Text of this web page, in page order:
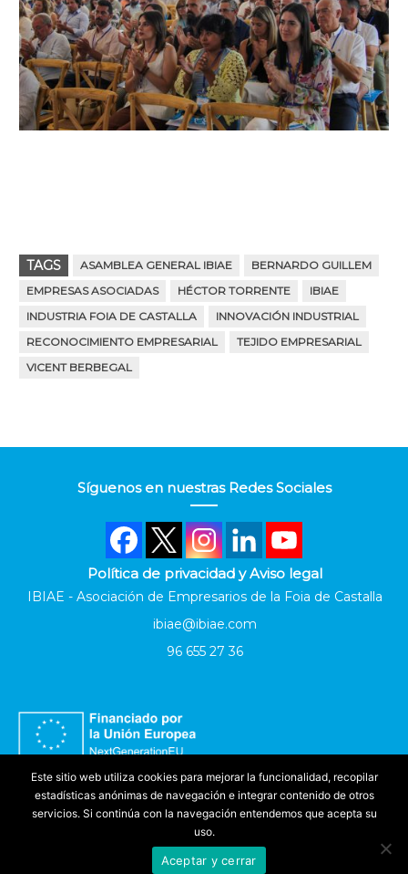
TAGS ASAMBLEA GENERAL IBIAE
BERNARDO GUILLEM
EMPRESAS ASOCIADAS
HÉCTOR TORRENTE
IBIAE
INDUSTRIA FOIA DE CASTALLA
INNOVACIÓN INDUSTRIAL
RECONOCIMIENTO EMPRESARIAL
TEJIDO EMPRESARIAL
VICENT BERBEGAL
Síguenos en nuestras Redes Sociales
Política de privacidad y Aviso legal
IBIAE - Asociación de Empresarios de la Foia de Castalla
ibiae@ibiae.com
96 655 27 36
Accesibilidad
Este sitio web utiliza cookies para mejorar la funcionalidad, recopilar
estadísticas anónimas de navegación e integrar contenido de otros
servicios. Si continúa con la navegación entendemos que acepta su
uso.
Aceptar y cerrar